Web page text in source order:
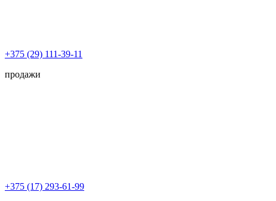
+375 (29) 111-39-11
продажи
+375 (17) 293-61-99